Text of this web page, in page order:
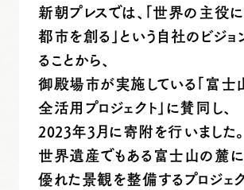
新朝プレスでは、「世界の主役
都市を創る」という自社のビジ
ることから、
御殿場市が実施している「富
全活用プロジェクト」に賛同し、
2023年3月に寄附を行いました。
世界遺産でもある富士山の麓
優れた景観を整備するプロジェク